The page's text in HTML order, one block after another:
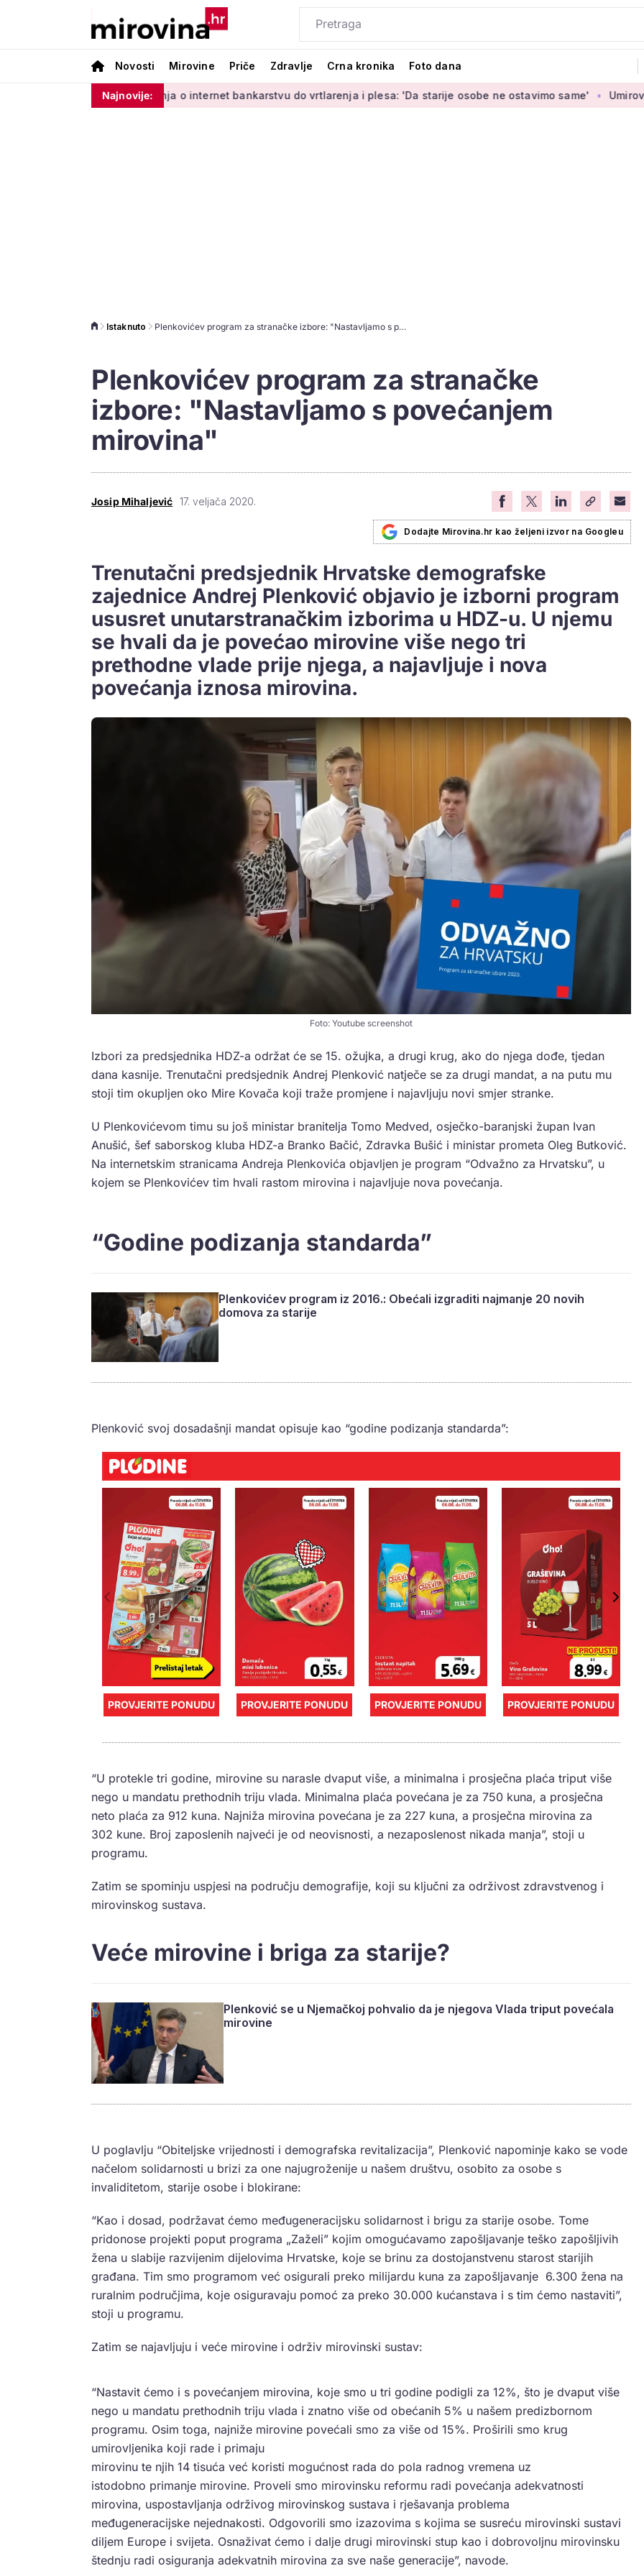
Novosti Mirovine Priče Zdravlje Crna kronika Foto dana
Najnovije:
Od učenja o internet bankarstvu do vrtlarenja i plesa: 'Da starije osobe ne ostavimo same' Umirovljenica
Istaknuto Plenkovićev program za stranačke izbore: "Nastavljamo s povećanjem mirovina"
Plenkovićev program za stranačke
izbore: "Nastavljamo s povećanjem
mirovina"
Josip Mihaljević 17. veljača 2020.
Dodajte Mirovina.hr kao željeni izvor na Googleu
Trenutačni predsjednik Hrvatske demografske
zajednice Andrej Plenković objavio je izborni program
ususret unutarstranačkim izborima u HDZ-u. U njemu
se hvali da je povećao mirovine više nego tri
prethodne vlade prije njega, a najavljuje i nova
povećanja iznosa mirovina.
Foto: Youtube screenshot
Izbori za predsjednika HDZ-a održat će se 15. ožujka, a drugi krug, ako do njega dođe, tjedan
dana kasnije. Trenutačni predsjednik Andrej Plenković natječe se za drugi mandat, a na putu mu
stoji tim okupljen oko Mire Kovača koji traže promjene i najavljuju novi smjer stranke.
U Plenkovićevom timu su još ministar branitelja Tomo Medved, osječko-baranjski župan Ivan
Anušić, šef saborskog kluba HDZ-a Branko Bačić, Zdravka Bušić i ministar prometa Oleg Butković.
Na internetskim stranicama Andreja Plenkovića objavljen je program “Odvažno za Hrvatsku”, u
kojem se Plenkovićev tim hvali rastom mirovina i najavljuje nova povećanja.
“Godine podizanja standarda”
Plenkovićev program iz 2016.: Obećali izgraditi najmanje 20 novih
domova za starije
Plenković svoj dosadašnji mandat opisuje kao “godine podizanja standarda”:
PROVJERITE PONUDU PROVJERITE PONUDU PROVJERITE PONUDU PROVJERITE PONUDU
“U protekle tri godine, mirovine su narasle dvaput više, a minimalna i prosječna plaća triput više
nego u mandatu prethodnih triju vlada. Minimalna plaća povećana je za 750 kuna, a prosječna
neto plaća za 912 kuna. Najniža mirovina povećana je za 227 kuna, a prosječna mirovina za
302 kune. Broj zaposlenih najveći je od neovisnosti, a nezaposlenost nikada manja”, stoji u
programu.
Zatim se spominju uspjesi na području demografije, koji su ključni za održivost zdravstvenog i
mirovinskog sustava.
Veće mirovine i briga za starije?
Plenković se u Njemačkoj pohvalio da je njegova Vlada triput povećala
mirovine
U poglavlju “Obiteljske vrijednosti i demografska revitalizacija”, Plenković napominje kako se vode
načelom solidarnosti u brizi za one najugroženije u našem društvu, osobito za osobe s
invaliditetom, starije osobe i blokirane:
“Kao i dosad, podržavat ćemo međugeneracijsku solidarnost i brigu za starije osobe. Tome
pridonose projekti poput programa „Zaželi” kojim omogućavamo zapošljavanje teško zapošljivih
žena u slabije razvijenim dijelovima Hrvatske, koje se brinu za dostojanstvenu starost starijih
građana. Tim smo programom već osigurali preko milijardu kuna za zapošljavanje 6.300 žena na
ruralnim područjima, koje osiguravaju pomoć za preko 30.000 kućanstava i s tim ćemo nastaviti”,
stoji u programu.
Zatim se najavljuju i veće mirovine i održiv mirovinski sustav:
“Nastavit ćemo i s povećanjem mirovina, koje smo u tri godine podigli za 12%, što je dvaput više
nego u mandatu prethodnih triju vlada i znatno više od obećanih 5% u našem predizbornom
programu. Osim toga, najniže mirovine povećali smo za više od 15%. Proširili smo krug
umirovljenika koji rade i primaju
mirovinu te njih 14 tisuća već koristi mogućnost rada do pola radnog vremena uz
istodobno primanje mirovine. Proveli smo mirovinsku reformu radi povećanja adekvatnosti
mirovina, uspostavljanja održivog mirovinskog sustava i rješavanja problema
međugeneracijske nejednakosti. Odgovorili smo izazovima s kojima se susreću mirovinski sustavi
diljem Europe i svijeta. Osnaživat ćemo i dalje drugi mirovinski stup kao i dobrovoljnu mirovinsku
štednju radi osiguranja adekvatnih mirovina za sve naše generacije”, navode.